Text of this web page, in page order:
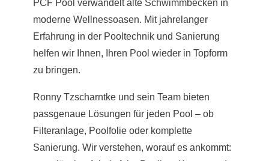
PCF Pool verwandelt alte Schwimmbecken in
moderne Wellnessoasen. Mit jahrelanger
Erfahrung in der Pooltechnik und Sanierung
helfen wir Ihnen, Ihren Pool wieder in Topform
zu bringen.
Ronny Tzscharntke und sein Team bieten
passgenaue Lösungen für jeden Pool – ob
Filteranlage, Poolfolie oder komplette
Sanierung. Wir verstehen, worauf es ankommt: